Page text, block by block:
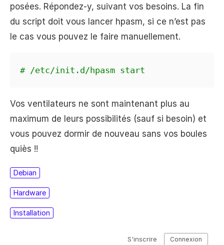
posées. Répondez-y, suivant vos besoins. La fin
du script doit vous lancer hpasm, si ce n’est pas
le cas vous pouvez le faire manuellement.
# /etc/init.d/hpasm start
Vos ventilateurs ne sont maintenant plus au
maximum de leurs possibilités (sauf si besoin) et
vous pouvez dormir de nouveau sans vos boules
quiès !!
Debian
Hardware
Installation